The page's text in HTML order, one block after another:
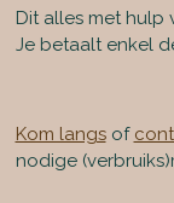
Dit alles met hulp
Je betaalt enkel
Kom langsof
nodige